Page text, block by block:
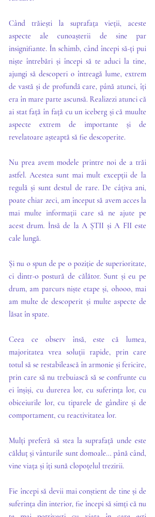
Când trăiești la suprafața vieții, aceste
aspecte ale cunoașterii de sine par
insignifiante. În schimb, când începi să-ți pui
niște întrebări și începi să te aduci la tine,
ajungi să descoperi o întreagă lume, extrem
de vastă și de profundă care, până atunci, îți
era în mare parte ascunsă. Realizezi atunci că
ai stat față în față cu un iceberg și că muulte
aspecte extrem de importante și de
revelatoare așteaptă să fie descoperite.
Nu prea avem modele printre noi de a trăi
astfel. Acestea sunt mai mult excepții de la
regulă și sunt destul de rare. De câțiva ani,
poate chiar zeci, am început să avem acces la
mai multe informații care să ne ajute pe
acest drum. Însă de la A ȘTII și A FII este
cale lungă.
Și nu o spun de pe o poziție de superioritate,
ci dintr-o postură de călător. Sunt și eu pe
drum, am parcurs niște etape și, ohooo, mai
am multe de descoperit și multe aspecte de
lăsat în spate.
Ceea ce observ însă, este că lumea,
majoritatea vrea soluții rapide, prin care
totul să se restabilească în armonie și fericire,
prin care să nu trebuiască să se confrunte cu
ei înșiși, cu durerea lor, cu suferința lor, cu
obiceiurile lor, cu tiparele de gândire și de
comportament, cu reactivitatea lor.
Mulți preferă să stea la suprafață unde este
călduț și vânturile sunt domoale... până când,
vine viața și îți sună clopoțelul trezirii.
Fie începi să devii mai conștient de tine și de
suferința din interior, fie începi să simți că nu